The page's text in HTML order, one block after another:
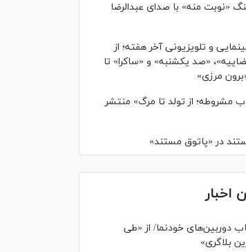
«نوبت منه» با صدای عبدالرضا
و تلویزیونی آخر هفته؛ از
«صد یکشنبه» و «ساکرا» تا
مرزی»
مشروطه؛ از تولد تا مرگ» منتشر
اخبار
دوربین‌های خودنما/ از «طی
بلاگری»